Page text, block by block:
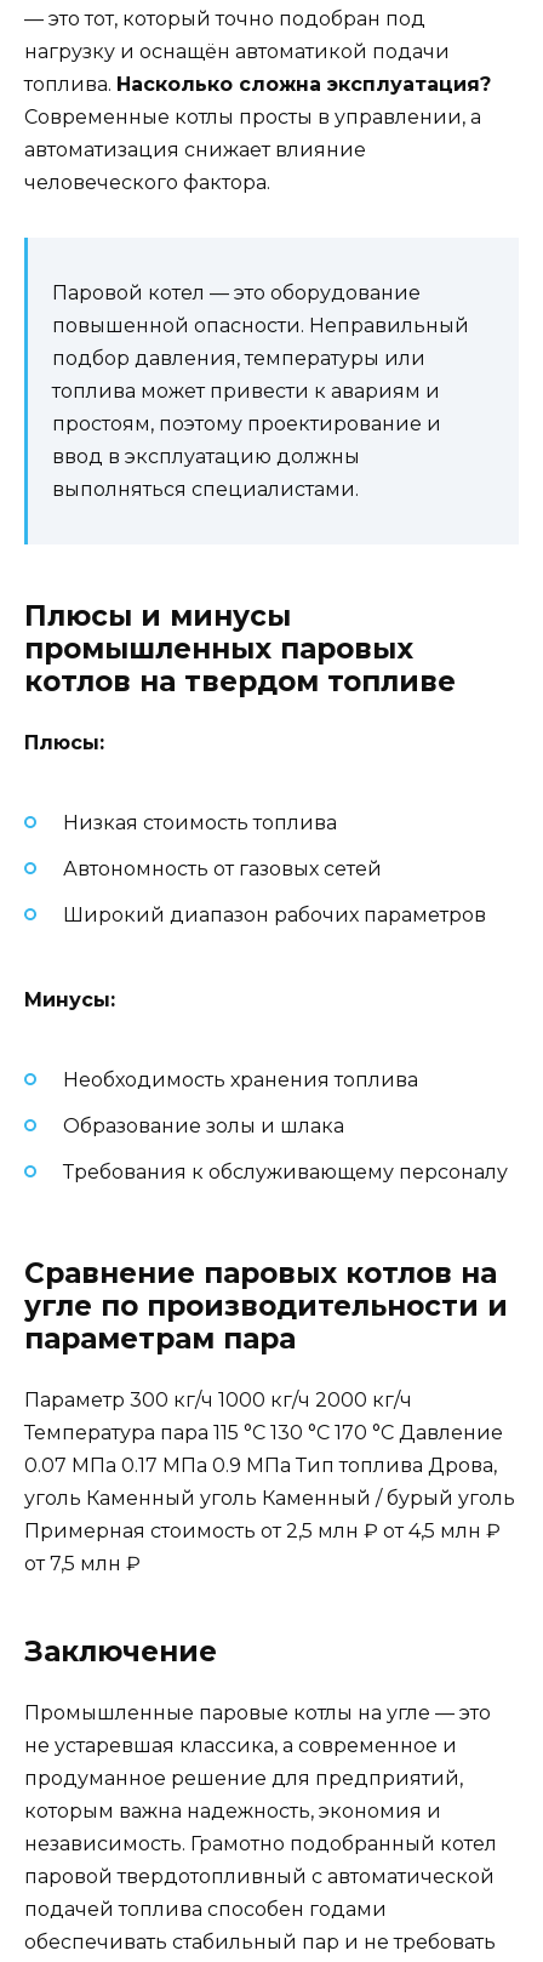
— это тот, который точно подобран под
нагрузку и оснащён автоматикой подачи
топлива. Насколько сложна эксплуатация?
Современные котлы просты в управлении, а
автоматизация снижает влияние
человеческого фактора.
Паровой котел — это оборудование
повышенной опасности. Неправильный
подбор давления, температуры или
топлива может привести к авариям и
простоям, поэтому проектирование и
ввод в эксплуатацию должны
выполняться специалистами.
Плюсы и минусы
промышленных паровых
котлов на твердом топливе
Плюсы:
Низкая стоимость топлива
Автономность от газовых сетей
Широкий диапазон рабочих параметров
Минусы:
Необходимость хранения топлива
Образование золы и шлака
Требования к обслуживающему персоналу
Сравнение паровых котлов на
угле по производительности и
параметрам пара
Параметр 300 кг/ч 1000 кг/ч 2000 кг/ч
Температура пара 115 °С 130 °С 170 °С Давление
0.07 МПа 0.17 МПа 0.9 МПа Тип топлива Дрова,
уголь Каменный уголь Каменный / бурый уголь
Примерная стоимость от 2,5 млн ₽ от 4,5 млн ₽
от 7,5 млн ₽
Заключение
Промышленные паровые котлы на угле — это
не устаревшая классика, а современное и
продуманное решение для предприятий,
которым важна надежность, экономия и
независимость. Грамотно подобранный котел
паровой твердотопливный с автоматической
подачей топлива способен годами
обеспечивать стабильный пар и не требовать